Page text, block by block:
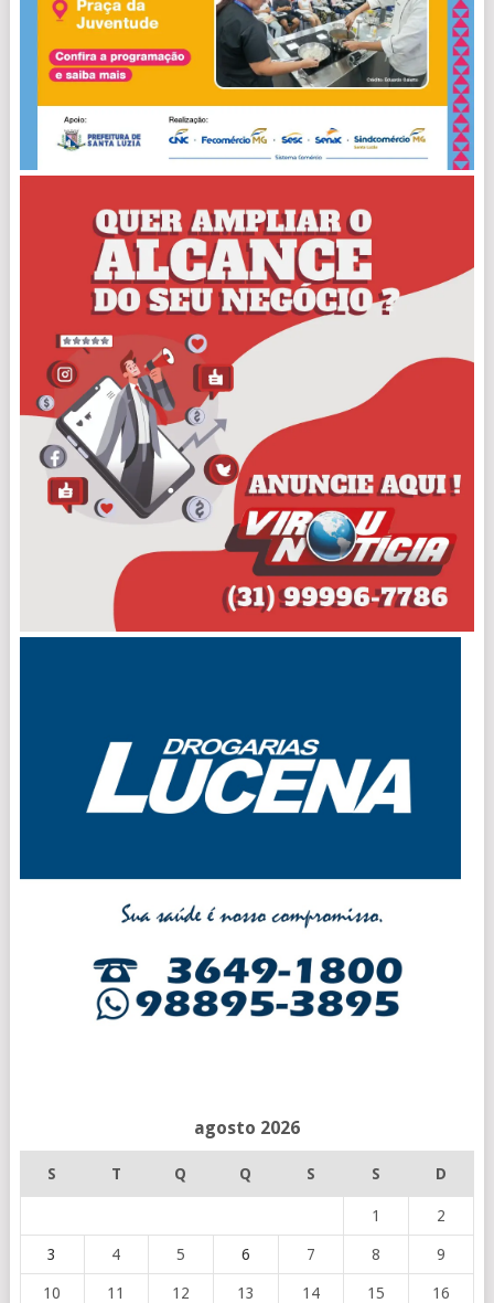
agosto 2026
S T Q Q S S D
1 2
3 4 5 6 7 8 9
10 11 12 13 14 15 16